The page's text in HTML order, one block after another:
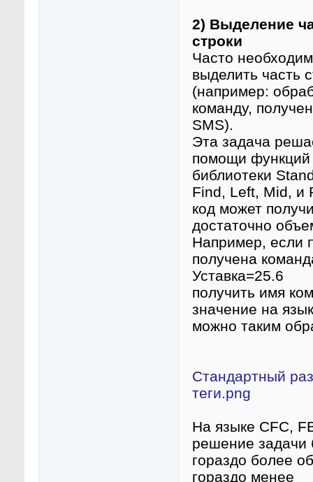
2) Выделение
строки
Часто
выделить часть
(например:
команду,
SMS).
Эта задача
помощи функций
библиотеки
Find, Left, Mid, и
код может
достаточно
Например, если
получена
Уставка=25.6
получить имя
значение на
можно таким
Стандартный
теги.png
На языке CFC,
решение задачи
гораздо более
гораздо менее